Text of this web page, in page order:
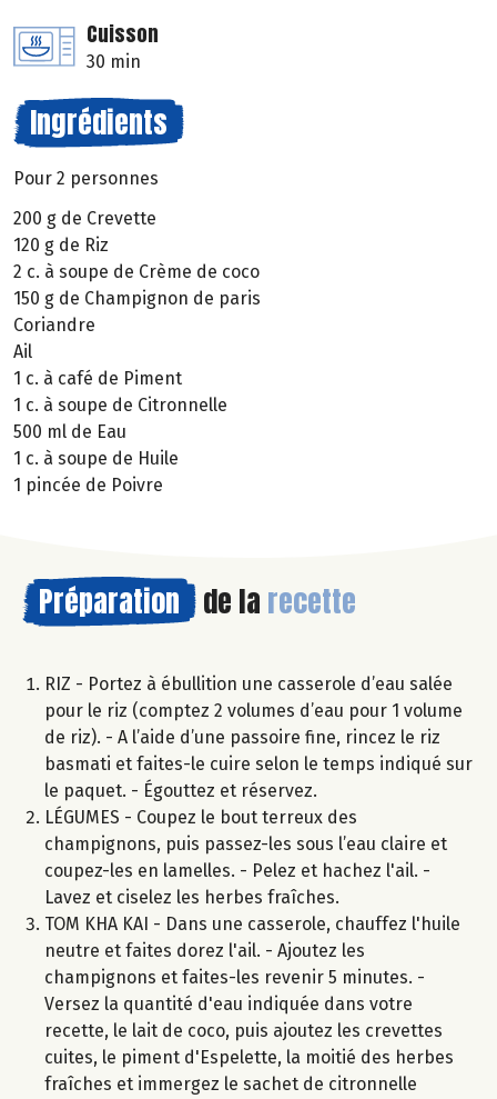
Cuisson
30 min
Ingrédients
Pour 2 personnes
200 g de Crevette
120 g de Riz
2 c. à soupe de Crème de coco
150 g de Champignon de paris
Coriandre
Ail
1 c. à café de Piment
1 c. à soupe de Citronnelle
500 ml de Eau
1 c. à soupe de Huile
1 pincée de Poivre
Préparation de la recette
RIZ - Portez à ébullition une casserole d’eau salée
pour le riz (comptez 2 volumes d’eau pour 1 volume
de riz). - A l’aide d’une passoire fine, rincez le riz
basmati et faites-le cuire selon le temps indiqué sur
le paquet. - Égouttez et réservez.
LÉGUMES - Coupez le bout terreux des
champignons, puis passez-les sous l’eau claire et
coupez-les en lamelles. - Pelez et hachez l'ail. -
Lavez et ciselez les herbes fraîches.
TOM KHA KAI - Dans une casserole, chauffez l'huile
neutre et faites dorez l'ail. - Ajoutez les
champignons et faites-les revenir 5 minutes. -
Versez la quantité d'eau indiquée dans votre
recette, le lait de coco, puis ajoutez les crevettes
cuites, le piment d'Espelette, la moitié des herbes
fraîches et immergez le sachet de citronnelle